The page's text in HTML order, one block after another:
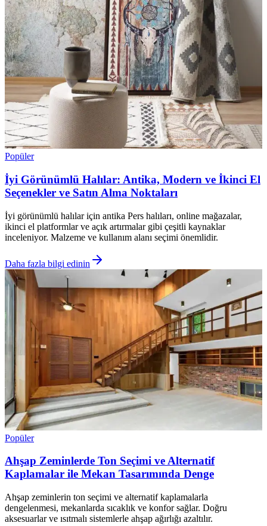
Popüler
İyi Görünümlü Halılar: Antika, Modern ve İkinci El
Seçenekler ve Satın Alma Noktaları
İyi görünümlü halılar için antika Pers halıları, online mağazalar,
ikinci el platformlar ve açık artırmalar gibi çeşitli kaynaklar
inceleniyor. Malzeme ve kullanım alanı seçimi önemlidir.
Daha fazla bilgi edinin
Popüler
Ahşap Zeminlerde Ton Seçimi ve Alternatif
Kaplamalar ile Mekan Tasarımında Denge
Ahşap zeminlerin ton seçimi ve alternatif kaplamalarla
dengelenmesi, mekanlarda sıcaklık ve konfor sağlar. Doğru
aksesuarlar ve ısıtmalı sistemlerle ahşap ağırlığı azaltılır.